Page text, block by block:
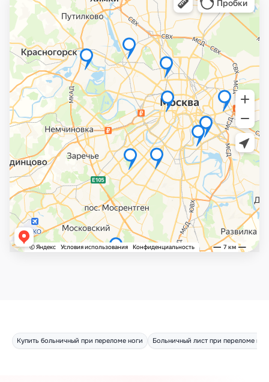
Купить больничный при переломе ноги Больничный лист при переломе